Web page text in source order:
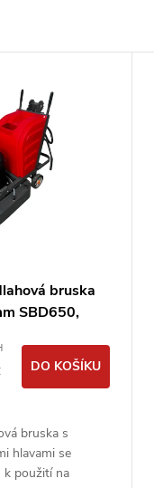
bruska
SBD650,
DO KOŠÍKU
bruska s
hlavami se
k použití na